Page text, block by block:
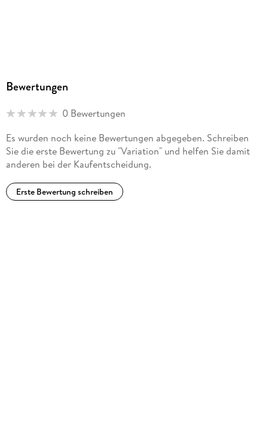
Bewertungen
0 Bewertungen
Es wurden noch keine Bewertungen abgegeben. Schreiben
Sie die erste Bewertung zu "Variation" und helfen Sie damit
anderen bei der Kaufentscheidung.
Erste Bewertung schreiben